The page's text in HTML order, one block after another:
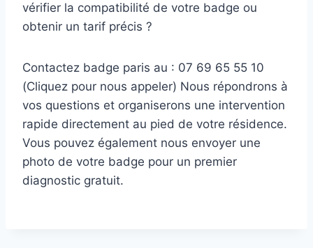
vérifier la compatibilité de votre badge ou
obtenir un tarif précis ?​
Contactez badge paris au : 07 69 65 55 10
(Cliquez pour nous appeler)​ Nous répondrons à
vos questions et organiserons une intervention
rapide directement au pied de votre résidence.
Vous pouvez également nous envoyer une
photo de votre badge pour un premier
diagnostic gratuit.